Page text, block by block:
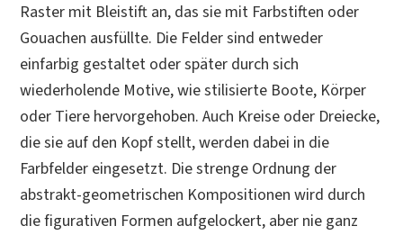
Raster mit Bleistift an, das sie mit Farbstiften oder
Gouachen ausfüllte. Die Felder sind entweder
einfarbig gestaltet oder später durch sich
wiederholende Motive, wie stilisierte Boote, Körper
oder Tiere hervorgehoben. Auch Kreise oder Dreiecke,
die sie auf den Kopf stellt, werden dabei in die
Farbfelder eingesetzt. Die strenge Ordnung der
abstrakt-geometrischen Kompositionen wird durch
die figurativen Formen aufgelockert, aber nie ganz